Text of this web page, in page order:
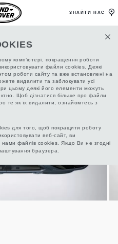
комп’ютері, покращення роботи
файли cookies. Деякі
роботи сайту та вже встановлені на
видалити та заблокувати усі
цьому деякі його елементи можуть
Щоб дізнатися більше про файли
те як їх видалити, ознайомтесь з
для того, щоб покращити роботу
веб-сайт, ви
нами файлів cookies. Якщо Ви не згодні
браузера.
ЗНАЙТИ НАС
ТА СНОУБОРДІВ